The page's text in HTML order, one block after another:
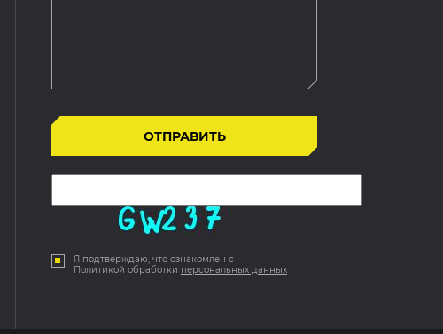
Я подтверждаю, что ознакомлен с
Политикой обработки персональных данных